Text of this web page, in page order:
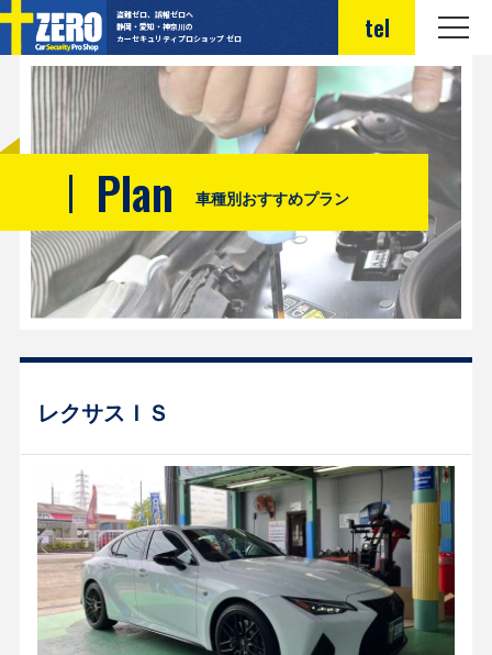
盗難ゼロ、誤報ゼロへ
静岡・愛知・神奈川の
カーセキュリティプロショップ ゼロ
tel
Plan 車種別おすすめプラン
レクサスＩＳ